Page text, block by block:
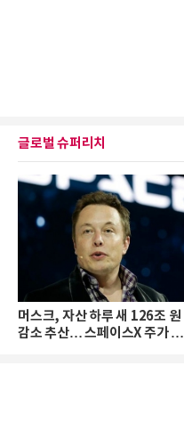
글로벌 슈퍼리치
머스크, 자산 하루 새 126조 원
감소 추산… 스페이스X 주가 하